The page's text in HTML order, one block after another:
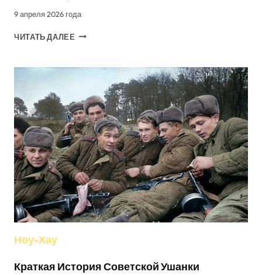
9 апреля 2026 года
ЧИТАТЬ ДАЛЕЕ КАК
ШАПОЧКУ
НАЧИНАЮЩИХ
ТЕННИСИСТОВ
Ноу-Хау
Краткая История Советской Ушанки